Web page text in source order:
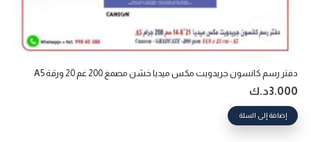
دفتر رسم كانسون جريدويت مكس ميديا خشن مصمغ 200 غم 20 ورقة A5
3.000د.ك
إضافة إلى السلة